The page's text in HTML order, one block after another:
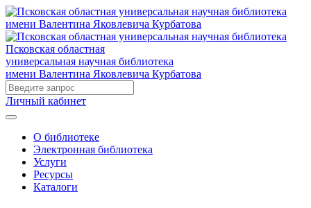
Псковская областная
универсальная научная библиотека
имени Валентина Яковлевича Курбатова
Личный кабинет
О библиотеке
Электронная библиотека
Услуги
Ресурсы
Каталоги